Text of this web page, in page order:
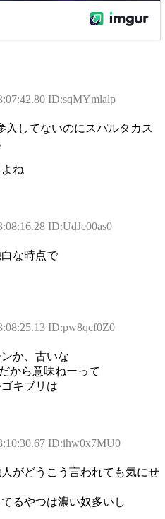
ID:sqMYmlalp
入してないのにスパルタカス
ね
ID:UdJe00as0
な時点で
ID:pw8qcf0Z0
か、古いな
から意味ねーって
キブリは
ID:ihw0x7MU0
がどうこう言われても気にせ
るやつは濃い奴多いし